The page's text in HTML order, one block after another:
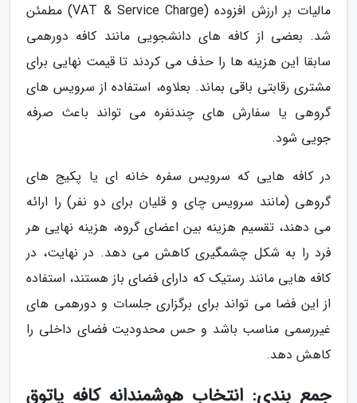
مالیات بر ارزش افزوده (VAT & Service Charge) مطمئن
شد. بعضی از کافه های دانشجویی مانند کافه دورهمی
سابقا این هزینه ها را حذف می کردند تا قیمت نهایی برای
مشتری رقابتی باقی بماند. بعلاوه، استفاده از سرویس های
گروهی یا سفارش های چندنفره می تواند باعث صرفه
جویی شود.
در کافه هایی که سرویس سفره خانه ای یا پکیج های
گروهی (مانند سرویس چای و قلیان برای دو نفر) را ارائه
می دهند، تقسیم هزینه بین اعضای گروه، هزینه نهایی هر
فرد را به شکل چشمگیری کاهش می دهد. در نهایت، در
کافه هایی مانند رستیک که دارای فضای باز هستند، استفاده
از این فضا می تواند برای برگزاری جلسات و دورهمی های
غیررسمی مناسب باشد و حس محدودیت فضای داخلی را
کاهش دهد.
جمع بندی: انتخاب هوشمندانه کافه پاتوق